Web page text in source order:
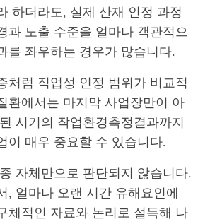
하더라도, 실제 산재 인정 과정
과 노출 수준을 얼마나 객관적으
를 좌우하는 경우가 많습니다.
처럼 직업성 인정 범위가 비교적
환에서는 마지막 사업장만이 아
시기의 작업환경측정결과까지
이 매우 중요할 수 있습니다.
자체만으로 판단되지 않습니다.
, 얼마나 오랜 시간 유해요인에
체적인 자료와 논리로 설득해 나